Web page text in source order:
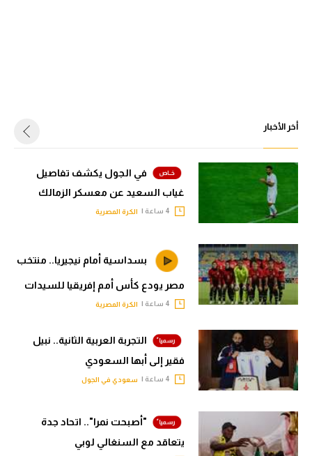
أخر الأخبار
في الجول يكشف تفاصيل
غياب السعيد عن معسكر الزمالك
الكرة المصرية
بسداسية أمام نيجيريا.. منتخب
مصر يودع كأس أمم إفريقيا للسيدات
الكرة المصرية
التجربة العربية الثانية.. نبيل
فقير إلى أبها السعودي
سعودي في الجول
"أصبحت نمرا".. اتحاد جدة
يتعاقد مع السنغالي لوبي